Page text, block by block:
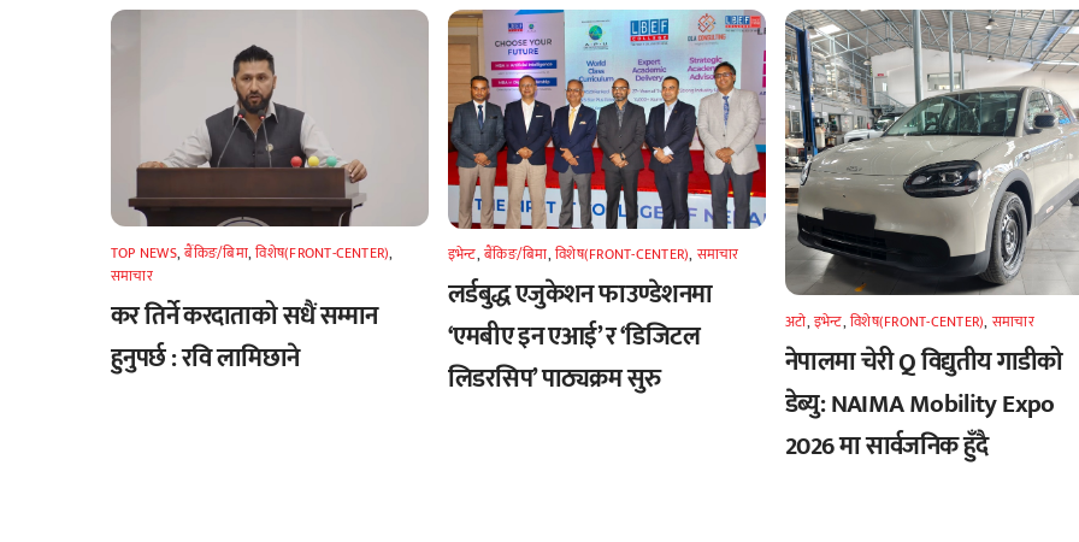
TOP NEWS,बैंकिङ/बिमा,विशेष(FRONT-CENTER),
समाचार
कर तिर्ने करदाताको सधैं सम्मान
हुनुपर्छ : रवि लामिछाने
इभेन्ट,बैंकिङ/बिमा,विशेष(FRONT-CENTER), समाचार
लर्डबुद्ध एजुकेशन फाउण्डेशनमा
‘एमबीए इन एआई’ र ‘डिजिटल
लिडरसिप’ पाठ्यक्रम सुरु
अटाे,इभेन्ट,विशेष(FRONT-CENTER), समाचार
नेपालमा चेरी Q विद्युतीय गाडीको
डेब्यु: NAIMA Mobility Expo
2026 मा सार्वजनिक हुँदै